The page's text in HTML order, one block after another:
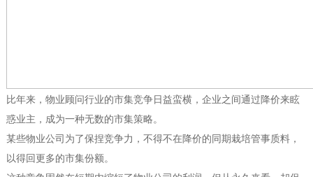
比年来，物业顾问行业的市集竞争日益蛮横，企业之间通过降价来眩
惑业主，成为一种无数的市集策略。
某些物业公司为了保捏竞争力，不得不在降价的同期栽培管事质料，
以得回更多的市集份额。